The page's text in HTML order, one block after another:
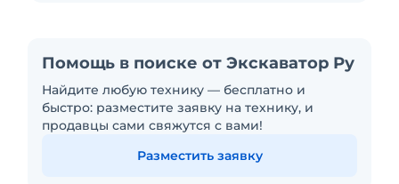
Помощь в поиске от Экскаватор Ру
Найдите любую технику — бесплатно и
быстро: разместите заявку на технику, и
продавцы сами свяжутся с вами!
Разместить заявку